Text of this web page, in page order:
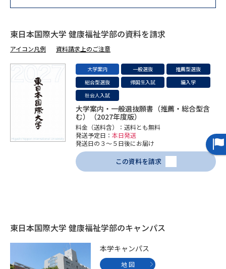
大学研究
大学で学べる内容や特徴を調べる
新増設大学・学部・学科特集
国際・グローバルに強い大学特
集
データサイエンス特集 奨学金・特待生制度特集
進路の３択
SELFBRAND特集ページ
オープンキャンパスなどを調べる
東日本国際大学 健康福祉学部の資料を請求
アイコン凡例 資料請求上のご注意
大学案内 一般選抜
推薦型選抜
総合型選抜
帰国生入試
編入学
社会人入試
大学案内・一般選抜願書（推薦・総合型含
む）（2027年度版）
料金（送料含）：送料とも無料
発送予定日： 本日発送
発送日の３～５日後にお届け
この資料を請求
東日本国際大学 健康福祉学部のキャンパス
本学キャンパス
地 図